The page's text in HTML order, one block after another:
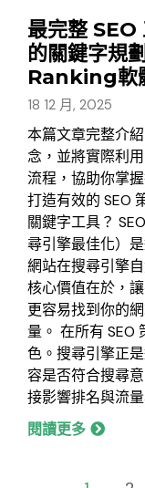
最完整 SEO
的關鍵字規
Ranking軟
18 12 月, 2025
本篇文章完整介
念，並將實際利
流程，協助你掌
打造有效的 SEO
關鍵字工具？
尋引擎最佳化）
網站在搜尋引擎
核心價值在於，
更容易找到你的
量。 在所有 SEO
色。搜尋引擎正
容是否符合搜尋
接影響排名與流
閱讀更多